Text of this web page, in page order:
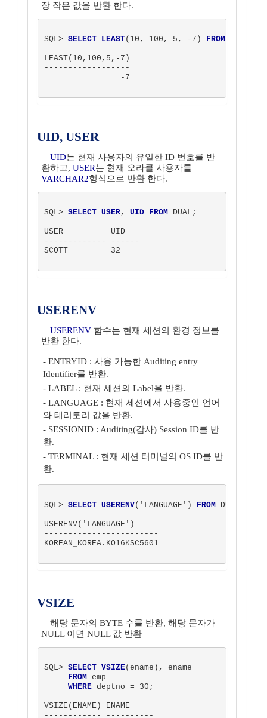
장 작은 값을 반환 한다.
SQL> SELECT LEAST(10, 100, 5, -7) FROM DUAL;
LEAST(10,100,5,-7)
------------------
                -7
UID, USER
UID는 현재 사용자의 유일한 ID 번호를 반
환하고, USER는 현재 오라클 사용자를
VARCHAR2형식으로 반환 한다.
SQL> SELECT USER, UID FROM DUAL;
USER          UID
------------- ------
SCOTT         32
USERENV
USERENV 함수는 현재 세션의 환경 정보를
반환 한다.
- ENTRYID : 사용 가능한 Auditing entry
Identifier를 반환.
- LABEL : 현재 세션의 Label을 반환.
- LANGUAGE : 현재 세션에서 사용중인 언어
와 테리토리 값을 반환.
- SESSIONID : Auditing(감사) Session ID를 반
환.
- TERMINAL : 현재 세션 터미널의 OS ID를 반
환.
SQL> SELECT USERENV('LANGUAGE') FROM DUAL;
USERENV('LANGUAGE')
------------------------
KOREAN_KOREA.KO16KSC5601
VSIZE
해당 문자의 BYTE 수를 반환, 해당 문자가
NULL 이면 NULL 값 반환
SQL> SELECT VSIZE(ename), ename
FROM emp
WHERE deptno = 30;
VSIZE(ENAME) ENAME
------------ ----------